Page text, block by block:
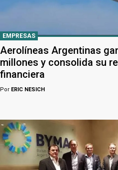
EMPRESAS
Aerolíneas Argentinas
millones y consolida su
financiera
Por ERIC NESICH